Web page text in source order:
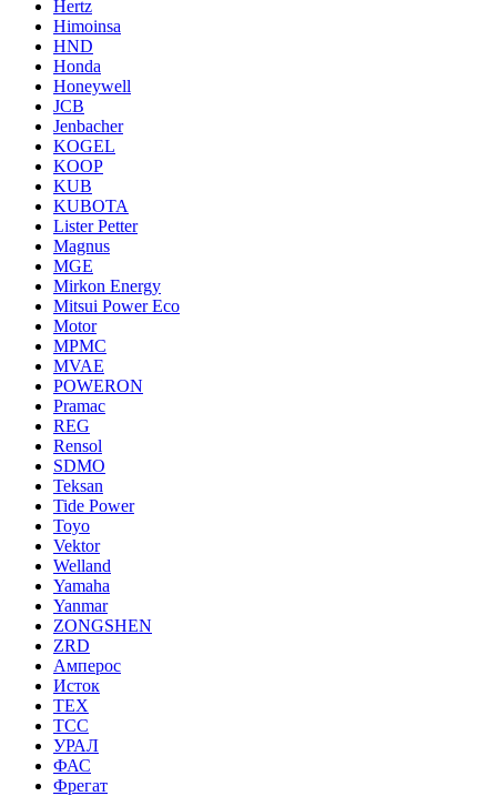
Hertz
Himoinsa
HND
Honda
Honeywell
JCB
Jenbacher
KOGEL
KOOP
KUB
KUBOTA
Lister Petter
Magnus
MGE
Mirkon Energy
Mitsui Power Eco
Motor
MPMC
MVAE
POWERON
Pramac
REG
Rensol
SDMO
Teksan
Tide Power
Toyo
Vektor
Welland
Yamaha
Yanmar
ZONGSHEN
ZRD
Амперос
Исток
ТЕХ
ТСС
УРАЛ
ФАС
Фрегат